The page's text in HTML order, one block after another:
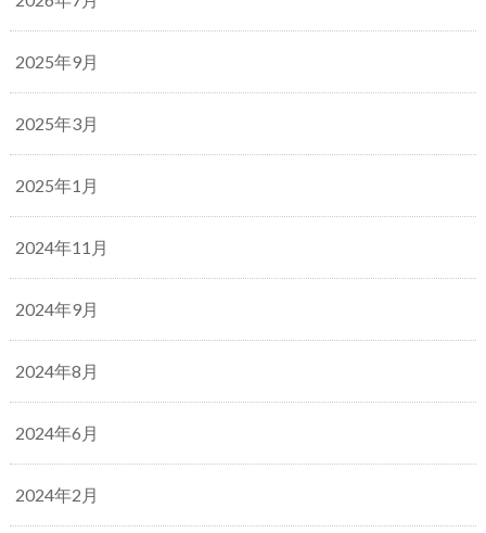
2025年9月
2025年3月
2025年1月
2024年11月
2024年9月
2024年8月
2024年6月
2024年2月